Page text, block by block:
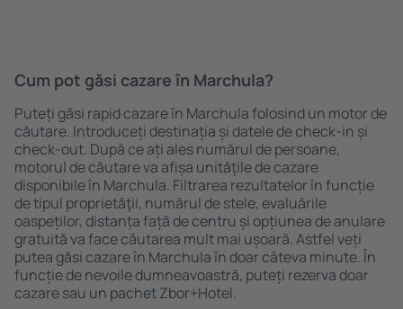
Cum pot găsi cazare în Marchula?
Puteți găsi rapid cazare în Marchula folosind un motor de
căutare. Introduceți destinația și datele de check-in și
check-out. După ce ați ales numărul de persoane,
motorul de căutare va afișa unităţile de cazare
disponibile în Marchula. Filtrarea rezultatelor în funcție
de tipul proprietăţii, numărul de stele, evaluările
oaspeților, distanța față de centru și opțiunea de anulare
gratuită va face căutarea mult mai ușoară. Astfel veți
putea găsi cazare în Marchula în doar câteva minute. În
funcție de nevoile dumneavoastră, puteți rezerva doar
cazare sau un pachet Zbor+Hotel.